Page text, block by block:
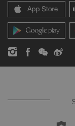
레지던스
문의하기
뉴스